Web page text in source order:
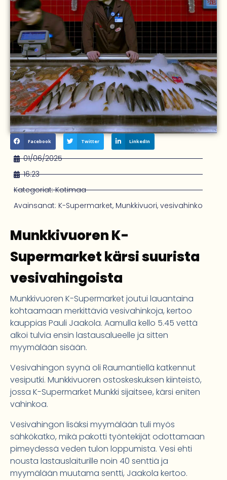
Facebook Twitter LinkedIn
01/06/2025
16:23
Kategoriat: Kotimaa
Avainsanat: K-Supermarket, Munkkivuori, vesivahinko
Munkkivuoren K-
Supermarket kärsi suurista
vesivahingoista
Munkkivuoren K-Supermarket joutui lauantaina
kohtaamaan merkittäviä vesivahinkoja, kertoo
kauppias Pauli Jaakola. Aamulla kello 5.45 vettä
alkoi tulvia ensin lastausalueelle ja sitten
myymälään sisään.
Vesivahingon syynä oli Raumantiellä katkennut
vesiputki. Munkkivuoren ostoskeskuksen kiinteistö,
jossa K-Supermarket Munkki sijaitsee, kärsi eniten
vahinkoa.
Vesivahingon lisäksi myymälään tuli myös
sähkökatko, mikä pakotti työntekijät odottamaan
pimeydessä veden tulon loppumista. Vesi ehti
nousta lastauslaiturille noin 40 senttiä ja
myymälään muutama sentti, Jaakola kertoo.